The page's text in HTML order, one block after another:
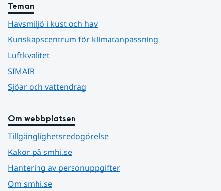
Teman
Havsmiljö i kust och hav
Kunskapscentrum för klimatanpassning
Luftkvalitet
SIMAIR
Sjöar och vattendrag
Om webbplatsen
Tillgänglighetsredogörelse
Kakor på smhi.se
Hantering av personuppgifter
Om smhi.se